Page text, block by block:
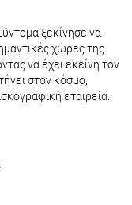
ξεκίνησε να
χώρες της
να έχει εκείνη τον
στον κόσμο,
εταιρεία.